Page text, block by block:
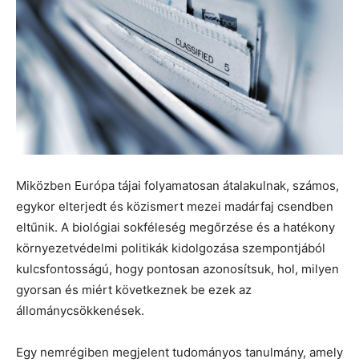
Miközben Európa tájai folyamatosan átalakulnak, számos,
egykor elterjedt és közismert mezei madárfaj csendben
eltűnik. A biológiai sokféleség megőrzése és a hatékony
környezetvédelmi politikák kidolgozása szempontjából
kulcsfontosságú, hogy pontosan azonosítsuk, hol, milyen
gyorsan és miért következnek be ezek az
állománycsökkenések.
Egy nemrégiben megjelent tudományos tanulmány, amely